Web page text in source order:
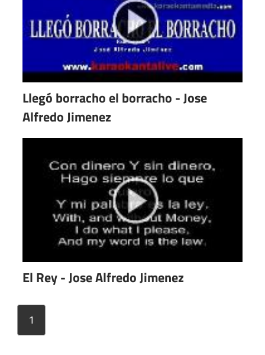
Llegó borracho el borracho - Jose
Alfredo Jimenez
El Rey - Jose Alfredo Jimenez
1